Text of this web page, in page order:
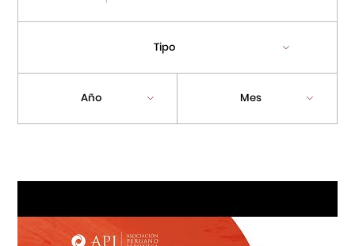
Centro Cultural Peruano Japonés
Tipo
Año Mes